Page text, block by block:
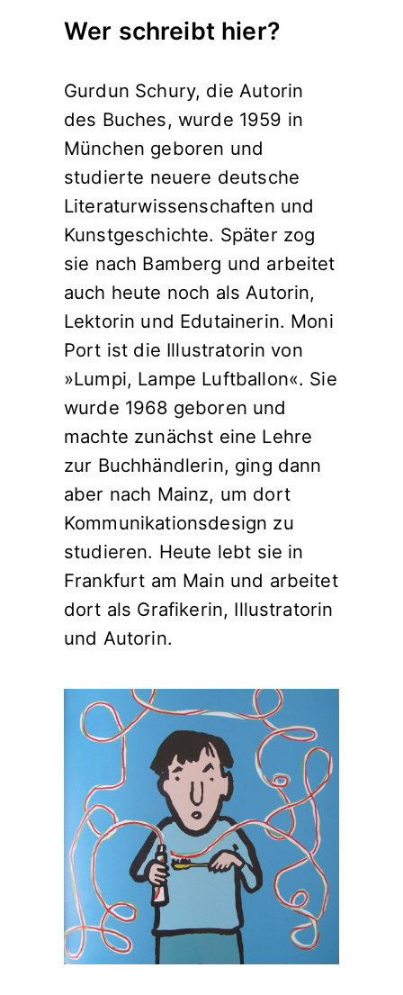
Wer schreibt hier?
Gurdun Schury, die Autorin
des Buches, wurde 1959 in
München geboren und
studierte neuere deutsche
Literaturwissenschaften und
Kunstgeschichte. Später zog
sie nach Bamberg und arbeitet
auch heute noch als Autorin,
Lektorin und Edutainerin. Moni
Port ist die Illustratorin von
»Lumpi, Lampe Luftballon«. Sie
wurde 1968 geboren und
machte zunächst eine Lehre
zur Buchhändlerin, ging dann
aber nach Mainz, um dort
Kommunikationsdesign zu
studieren. Heute lebt sie in
Frankfurt am Main und arbeitet
dort als Grafikerin, Illustratorin
und Autorin.